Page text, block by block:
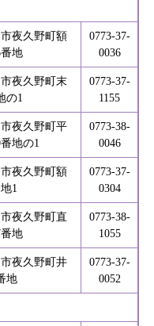
夜久野町額
番地
0773-37-
0036
夜久野町末
の1
0773-37-
1155
夜久野町平
地の1
0773-38-
0046
夜久野町額
1
0773-37-
0304
夜久野町直
番地
0773-38-
1055
夜久野町井
地
0773-37-
0052